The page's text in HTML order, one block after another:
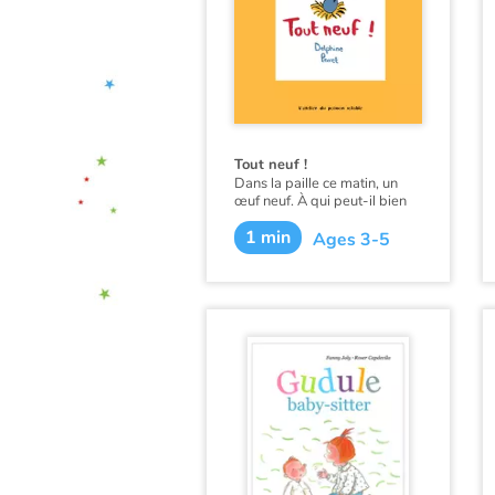
Tout neuf !
Dans la paille ce matin, un
œuf neuf. À qui peut-il bien
être ?
1 min Ages 3-5